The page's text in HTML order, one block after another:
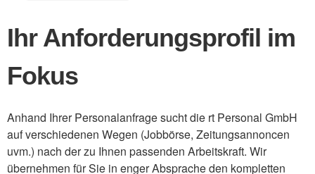
Ihr Anforderungsprofil im
Fokus
Anhand Ihrer Personalanfrage sucht die rt Personal GmbH
auf verschiedenen Wegen (Jobbörse, Zeitungsannoncen
uvm.) nach der zu Ihnen passenden Arbeitskraft. Wir
übernehmen für Sie in enger Absprache den kompletten